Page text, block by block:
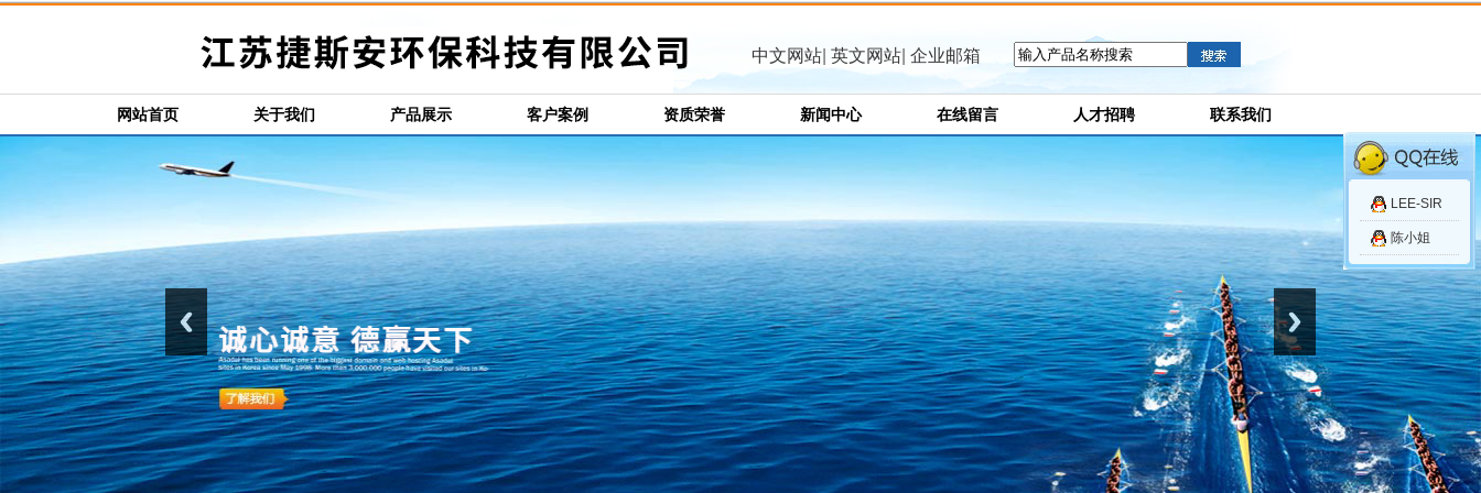
中文网站 英文网站 企业邮箱
网站首页 关于我们 产品展示 客户案例 资质荣誉 新闻中心 在线留言 人才招聘 联系我们
LEE-SIR
陈小姐